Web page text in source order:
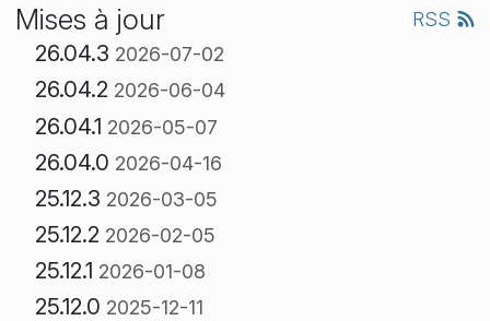
Mises à jour RSS
26.04.3 2026-07-02
26.04.2 2026-06-04
26.04.1 2026-05-07
26.04.0 2026-04-16
25.12.3 2026-03-05
25.12.2 2026-02-05
25.12.1 2026-01-08
25.12.0 2025-12-11